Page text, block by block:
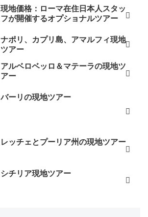
現地価格：ローマ在住日本人スタッ
フが開催するオプショナルツアー
ナポリ、カプリ島、アマルフィ現地
ツアー
アルベロベッロ＆マテーラの現地ツ
アー
バーリの現地ツアー
レッチェとプーリア州の現地ツアー
シチリア現地ツアー